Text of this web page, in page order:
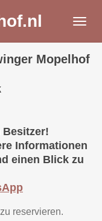
Mopelhof
Besitzer!
Informationen
einen Blick zu
reservieren.